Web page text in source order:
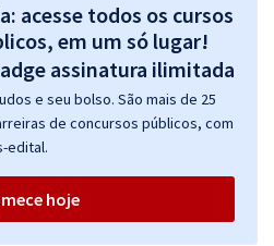
acesse todos os cursos
em um só lugar!
e seu bolso. São mais de 25
de concursos públicos, com
edital.
hoje